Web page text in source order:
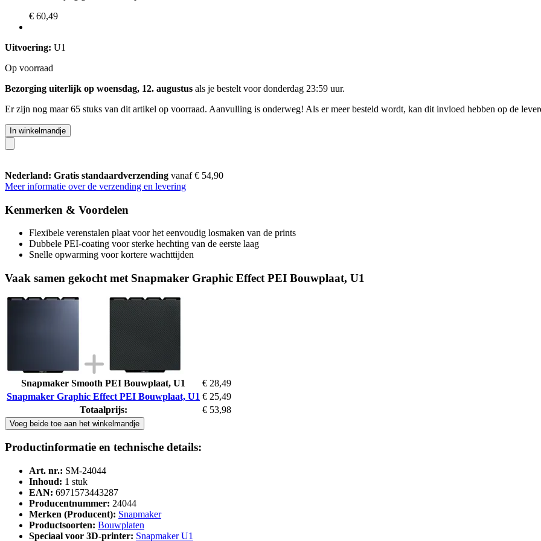
€ 60,49
Uitvoering: U1
Op voorraad
Bezorging uiterlijk op woensdag, 12. augustus als je bestelt voordonderdag 23:59 uur.
Er zijn nog maar 65 stuks van dit artikel op voorraad. Aanvulling is onderweg! Als er meer besteld wordt, kan dit invloed hebben op de
In winkelmandje
Nederland: Gratis standaardverzending vanaf € 54,90
Meer informatie over de verzending en levering
Kenmerken & Voordelen
Flexibele verenstalen plaat voor het eenvoudig losmaken van de prints
Dubbele PEI-coating voor sterke hechting van de eerste laag
Snelle opwarming voor kortere wachttijden
Vaak samen gekocht met Snapmaker Graphic Effect PEI Bouwplaat, U1
Snapmaker Smooth PEI Bouwplaat, U1
€ 28,49
Snapmaker Graphic Effect PEI Bouwplaat, U1 € 25,49
Totaalprijs:
€ 53,98
Voeg beide toe aan het winkelmandje
Productinformatie en technische details:
Art. nr.: SM-24044
Inhoud: 1 stuk
EAN: 6971573443287
Producentnummer: 24044
Merken (Producent): Snapmaker
Productsoorten: Bouwplaten
Speciaal voor 3D-printer: Snapmaker U1